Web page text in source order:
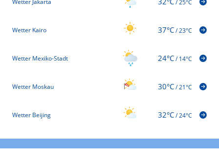
Wetter Jakarta /25°C
Wetter Kairo 37°C/23°C
Wetter Mexiko-Stadt 24°C/14°C
Wetter Moskau 30°C/21°C
Wetter Beijing 32°C/24°C